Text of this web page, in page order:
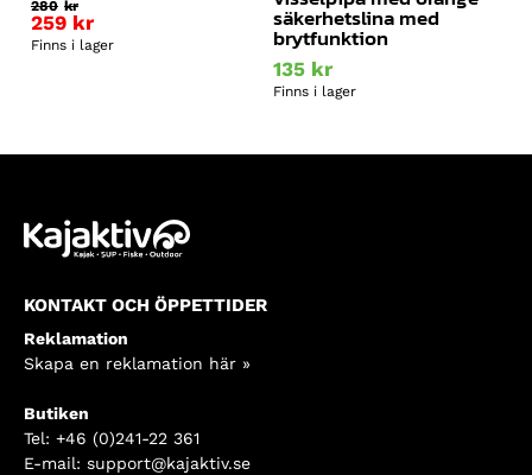
280 kr
259 kr
Finns i lager
säkerhetslina med
brytfunktion
135 kr
Finns i lager
KONTAKT OCH ÖPPETTIDER
Reklamation
Skapa en reklamation här »
Butiken
Tel: +46 (0)241-22 361
E-mail: support@kajaktiv.se